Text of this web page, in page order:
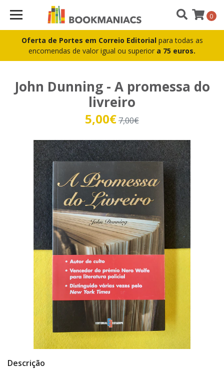
Oferta de Portes em Correio Editorial para todas as
encomendas de valor igual ou superior a 75 euros.
0
John Dunning - A promessa do
livreiro
5,00€7,00€
Descrição